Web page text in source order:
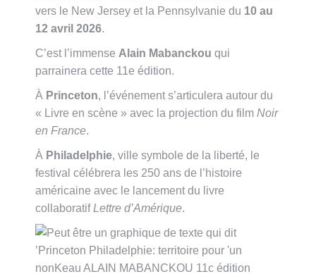
vers le New Jersey et la Pennsylvanie du 10 au
12 avril 2026.
C’est l’immense Alain Mabanckou qui
parrainera cette 11e édition.
À Princeton, l’événement s’articulera autour du
« Livre en scène » avec la projection du film Noir
en France.
À Philadelphie, ville symbole de la liberté, le
festival célébrera les 250 ans de l’histoire
américaine avec le lancement du livre
collaboratifLettre d’Amérique.